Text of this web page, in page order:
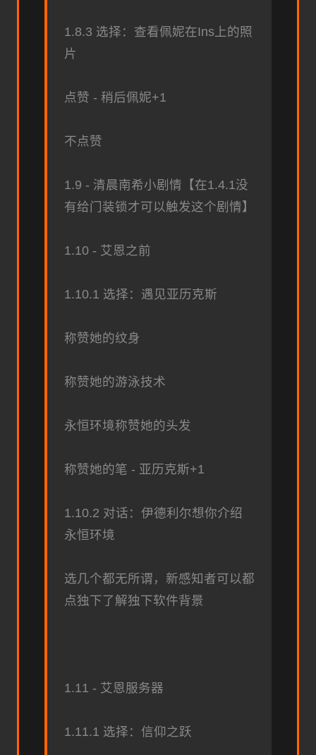
1.8.3 选择：查看佩妮在Ins上的照
片
点赞 - 稍后佩妮+1
不点赞
1.9 - 清晨南希小剧情【在1.4.1没
有给门装锁才可以触发这个剧情】
1.10 - 艾恩之前
1.10.1 选择：遇见亚历克斯
称赞她的纹身
称赞她的游泳技术
永恒环境称赞她的头发
称赞她的笔 - 亚历克斯+1
1.10.2 对话：伊德利尔想你介绍
永恒环境
选几个都无所谓，新感知者可以都
点独下了解独下软件背景
1.11 - 艾恩服务器
1.11.1 选择：信仰之跃